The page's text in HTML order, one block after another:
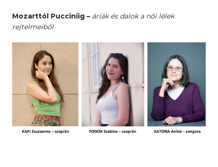
Mozarttól Pucciniig – áriák és dalok a női lélek
rejtelmeiből